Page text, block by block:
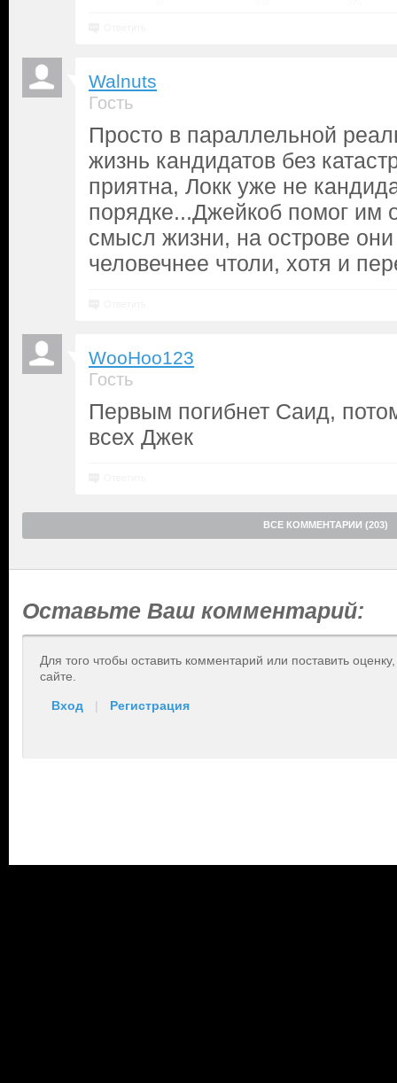
Walnuts
Гость
Просто в параллельной
жизнь кандидатов без
приятна, Локк уже не
порядке...Джейкоб помог им
смысл жизни, на острове
человечнее чтоли, хотя и
WooHoo123
Гость
Первым погибнет Саид,
всех Джек
ВСЕ КОММЕНТАРИИ (203)
Оставьте Ваш комментарий:
Для того чтобы оставить комментарий или поставить
сайте.
Вход | Регистрация